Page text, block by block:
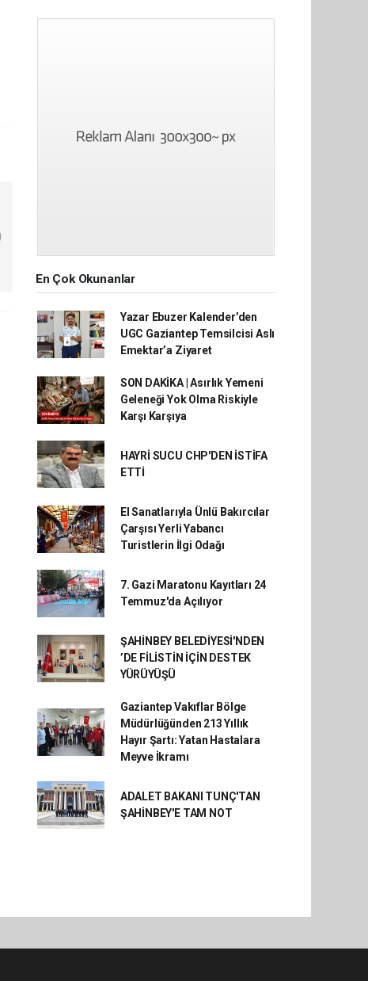
En Çok Okunanlar
Yazar Ebuzer Kalender’den
UGC Gaziantep Temsilcisi Aslı
Emektar’a Ziyaret
SON DAKİKA | Asırlık Yemeni
Geleneği Yok Olma Riskiyle
Karşı Karşıya
HAYRİ SUCU CHP'DEN İSTİFA
ETTİ
El Sanatlarıyla Ünlü Bakırcılar
Çarşısı Yerli Yabancı
Turistlerin İlgi Odağı
7. Gazi Maratonu Kayıtları 24
Temmuz'da Açılıyor
ŞAHİNBEY BELEDİYESİ'NDEN
’DE FİLİSTİN İÇİN DESTEK
YÜRÜYÜŞÜ
Gaziantep Vakıflar Bölge
Müdürlüğünden 213 Yıllık
Hayır Şartı: Yatan Hastalara
Meyve İkramı
ADALET BAKANI TUNÇ'TAN
ŞAHİNBEY'E TAM NOT